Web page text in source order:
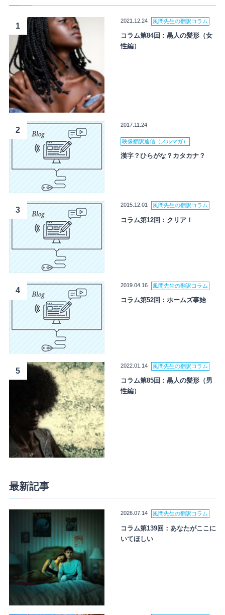
1
2021.12.24 風間先生の翻訳コラム
コラム第84回：黒人の髪形（女
性編）
2
2017.11.24
映像翻訳通信（メルマガ）
漢字？ひらがな？カタカナ？
3
2015.12.01 風間先生の翻訳コラム
コラム第12回：クリア！
4
2019.04.16 風間先生の翻訳コラム
コラム第52回：ホームズ事始
5
2022.01.14 風間先生の翻訳コラム
コラム第85回：黒人の髪形（男
性編）
最新記事
2026.07.14 風間先生の翻訳コラム
コラム第139回：あなたがここに
いてほしい